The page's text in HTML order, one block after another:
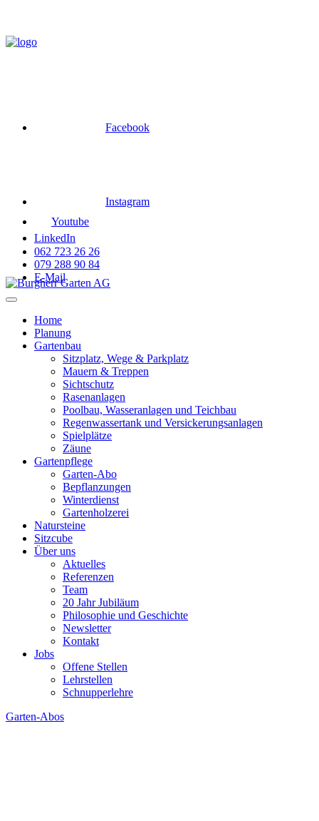
Skip
Facebook
Instagram
Youtube
LinkedIn
062 723 26 26
079 288 90 84
E-Mail
Home
Planung
Gartenbau
Sitzplatz, Wege & Parkplatz
Mauern & Treppen
Sichtschutz
Rasenanlagen
Poolbau, Wasseranlagen und Teichbau
Regenwassertank und Versickerungsanlagen
Spielplätze
Zäune
Gartenpflege
Garten-Abo
Bepflanzungen
Winterdienst
Gartenholzerei
Natursteine
Sitzcube
Über uns
Aktuelles
Referenzen
Team
20 Jahr Jubiläum
Philosophie und Geschichte
Newsletter
Kontakt
Jobs
Offene Stellen
Lehrstellen
Schnupperlehre
Garten-Abos